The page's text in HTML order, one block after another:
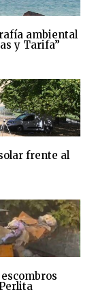
ambiental
y Tarifa”
frente al